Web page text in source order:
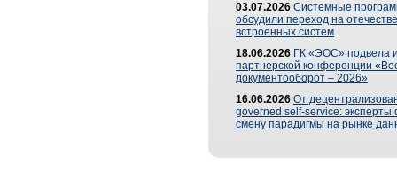
03.07.2026 Системные
обсудили переход на
встроенных систем
18.06.2026 ГК «ЭОС» подвела
партнерской конференции
документооборот – 2026»
16.06.2026 От
governed self-service: эксперты
смену парадигмы на рынке